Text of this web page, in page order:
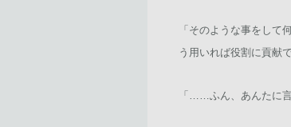
「そのような事をし
う用いれば役割に貢献
「……ふん、あんたに